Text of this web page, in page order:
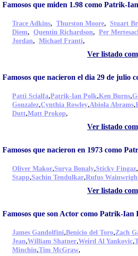
Famosos que miden 1.98 como Patrik-
Trace Adkins, Thurston Moore, Stuart
Diem, Quentin Richardson, Per
Jordan, Michael Franti,
Ver listado
Famosos que nacieron el dia 29 de julio
Patti Scialfa,Patrik-Ian Polk,Ken Burns,
Gonzalez,Cynthia Rowley,Abiola Abrams,
Dutt,Matt Prokop,
Ver listado
Famosos que nacieron en 1973 como
Oliver Makor,Surya Bonaly,Sticky Fingaz,
Stapp,Sachin Tendulkar,Rufus
Ver listado
Famosos que son Actor como Patrik-Ian
James Gandolfini,Benicio del Toro,Zach
Jean,William Shatner,Weird Al Yankovic,
Minchin,Tim McGraw,